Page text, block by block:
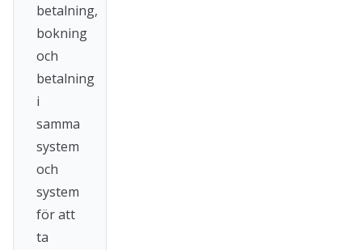
betalning,
bokning
och
betalning
i
samma
system
och
system
för att
ta